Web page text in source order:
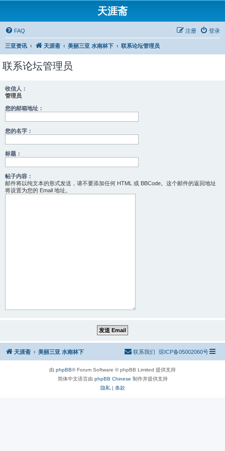
天涯斋
FAQ 登录
注册
三亚资讯 天涯斋 美丽三亚 水南林下 联系论坛管理员
联系论坛管理员
收信人：
管理员
您的邮箱地址：
您的名字：
标题：
帖子内容：
邮件将以纯文本的形式发送，请不要添加任何 HTML 或 BBCode。这个邮件的返回地址
将设置为您的 Email 地址。
天涯斋 美丽三亚 水南林下 琼ICP备05002060号
联系我们
由 phpBB® Forum Software © phpBB Limited 提供支持
简体中文语言由 phpBB Chinese 制作并提供支持
隐私 | 条款